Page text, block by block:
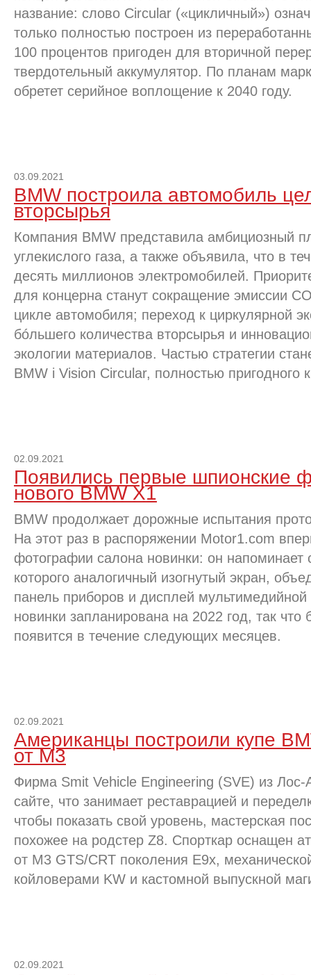
название: слово Circular («цикличный»)
только полностью построен из
100 процентов пригоден для вторичной
твердотельный аккумулятор. По планам
обретет серийное воплощение к 2040 году.
03.09.2021
BMW построила автомобиль
вторсырья
Компания BMW представила амбициозный
углекислого газа, а также объявила, что в
десять миллионов электромобилей.
для концерна станут сокращение эмиссии
цикле автомобиля; переход к циркулярной
бóльшего количества вторсырья и
экологии материалов. Частью стратегии
BMW i Vision Circular, полностью пригодного
02.09.2021
Появились первые шпионские
нового BMW X1
BMW продолжает дорожные испытания
На этот раз в распоряжении Motor1.com
фотографии салона новинки: он напоминает
которого аналогичный изогнутый экран,
панель приборов и дисплей
новинки запланирована на 2022 год, так
появится в течение следующих месяцев.
02.09.2021
Американцы построили купе
от M3
Фирма Smit Vehicle Engineering (SVE) из Лос-
сайте, что занимает реставрацией и
чтобы показать свой уровень, мастерская
похожее на родстер Z8. Спорткар оснащен
от M3 GTS/CRT поколения E9x,
койловерами KW и кастомной выпускной
02.09.2021